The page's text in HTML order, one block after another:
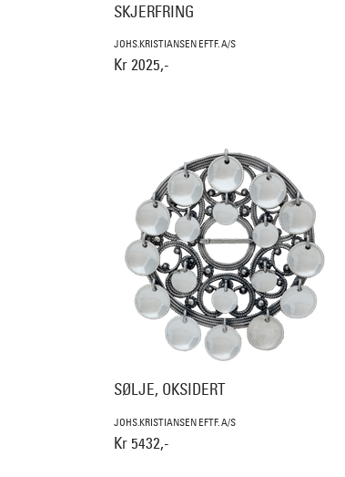
SKJERFRING
JOHS.KRISTIANSEN EFTF. A/S
Kr 2025,-
SØLJE, OKSIDERT
JOHS.KRISTIANSEN EFTF. A/S
Kr 5432,-